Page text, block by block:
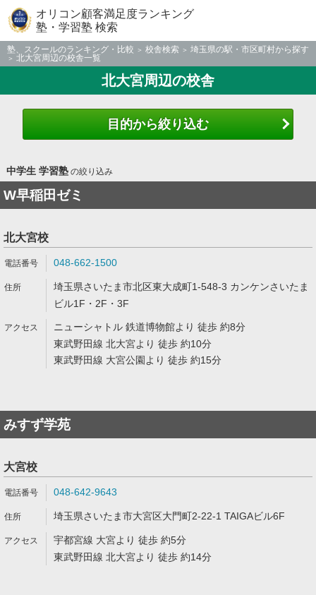
オリコン顧客満足度ランキング
塾・学習塾 検索
塾、スクールのランキング・比較 校舎検索
埼玉県の駅・市区町村から探す
北大宮周辺の校舎一覧
北大宮周辺の校舎
目的から絞り込む
中学生 学習塾の絞り込み
W早稲田ゼミ
北大宮校
048-662-1500
埼玉県さいたま市北区東大成町1-548-3 カンケンさいたま
ビル1F・2F・3F
ニューシャトル 鉄道博物館より 徒歩 約8分
東武野田線 北大宮より 徒歩 約10分
東武野田線 大宮公園より 徒歩 約15分
みすず学苑
大宮校
048-642-9643
埼玉県さいたま市大宮区大門町2-22-1 TAIGAビル6F
宇都宮線 大宮より 徒歩 約5分
東武野田線 北大宮より 徒歩 約14分